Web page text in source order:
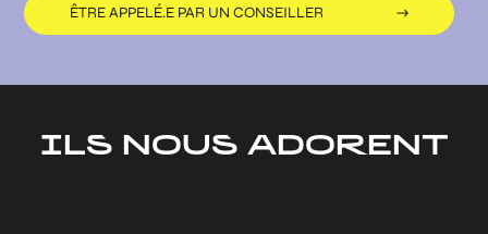
ÊTRE APPELÉ.E PAR UN CONSEILLER
ILS NOUS ADORENT